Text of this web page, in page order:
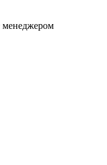
менеджером